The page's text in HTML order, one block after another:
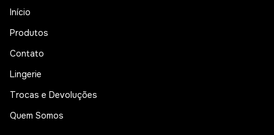
Início
Produtos
Contato
Lingerie
Trocas e Devoluções
Quem Somos